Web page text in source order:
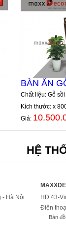
BÀN ĂN
Chất liệu: Gỗ sồi
Kích thước: x
Giá:
HỆ
- Hà Nội
HD 43-
Điện
Bản